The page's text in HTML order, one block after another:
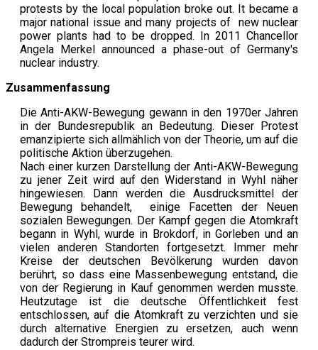
protests by the local population broke out. It became a
major national issue and many projects of new nuclear
power plants had to be dropped. In 2011 Chancellor
Angela Merkel announced a phase-out of Germany's
nuclear industry.
Zusammenfassung
Die Anti-AKW-Bewegung gewann in den 1970er Jahren
in der Bundesrepublik an Bedeutung. Dieser Protest
emanzipierte sich allmählich von der Theorie, um auf die
politische Aktion überzugehen.
Nach einer kurzen Darstellung der Anti-AKW-Bewegung
zu jener Zeit wird auf den Widerstand in Wyhl näher
hingewiesen. Dann werden die Ausdrucksmittel der
Bewegung behandelt, einige Facetten der Neuen
sozialen Bewegungen. Der Kampf gegen die Atomkraft
begann in Wyhl, wurde in Brokdorf, in Gorleben und an
vielen anderen Standorten fortgesetzt. Immer mehr
Kreise der deutschen Bevölkerung wurden davon
berührt, so dass eine Massenbewegung entstand, die
von der Regierung in Kauf genommen werden musste.
Heutzutage ist die deutsche Öffentlichkeit fest
entschlossen, auf die Atomkraft zu verzichten und sie
durch alternative Energien zu ersetzen, auch wenn
dadurch der Strompreis teurer wird.